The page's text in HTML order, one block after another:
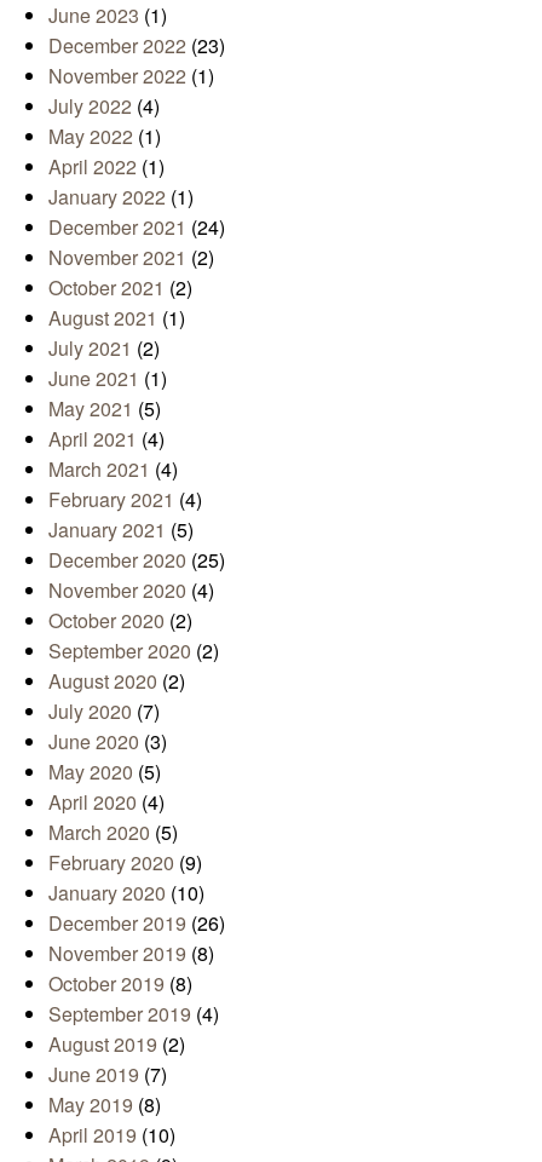
June 2023 (1)
December 2022 (23)
November 2022 (1)
July 2022 (4)
May 2022 (1)
April 2022 (1)
January 2022 (1)
December 2021 (24)
November 2021 (2)
October 2021 (2)
August 2021 (1)
July 2021 (2)
June 2021 (1)
May 2021 (5)
April 2021 (4)
March 2021 (4)
February 2021 (4)
January 2021 (5)
December 2020 (25)
November 2020 (4)
October 2020 (2)
September 2020 (2)
August 2020 (2)
July 2020 (7)
June 2020 (3)
May 2020 (5)
April 2020 (4)
March 2020 (5)
February 2020 (9)
January 2020 (10)
December 2019 (26)
November 2019 (8)
October 2019 (8)
September 2019 (4)
August 2019 (2)
June 2019 (7)
May 2019 (8)
April 2019 (10)